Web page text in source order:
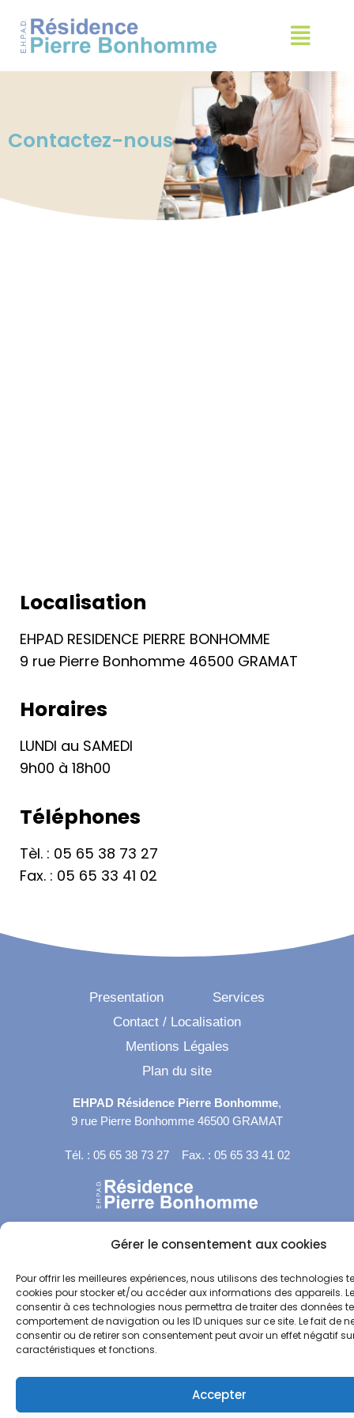
Gérer le consentement aux cookies
Pour offrir les meilleures expériences, nous utilisons des technologies
cookies pour stocker et/ou accéder aux informations des appareils.
consentir à ces technologies nous permettra de traiter des données
comportement de navigation ou les ID uniques sur ce site. Le fait de
consentir ou de retirer son consentement peut avoir un effet négatif
caractéristiques et fonctions.
Accepter
Contactez-nous
Localisation
EHPAD RESIDENCE PIERRE BONHOMME
9 rue Pierre Bonhomme 46500 GRAMAT
Horaires
LUNDI au SAMEDI
9h00 à 18h00
Téléphones
Tèl. : 05 65 38 73 27
Fax. : 05 65 33 41 02
Presentation
Services
Contact / Localisation
Mentions Légales
Plan du site
EHPAD Résidence Pierre Bonhomme,
9 rue Pierre Bonhomme 46500 GRAMAT
Tél. : 05 65 38 73 27 Fax. : 05 65 33 41 02